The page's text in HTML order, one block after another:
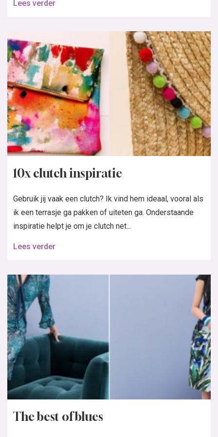
Lees verder
10x clutch inspiratie
Gebruik jij vaak een clutch? Ik vind hem ideaal, vooral als
ik een terrasje ga pakken of uiteten ga. Onderstaande
inspiratie helpt je om je clutch net...
Lees verder
The best of blues